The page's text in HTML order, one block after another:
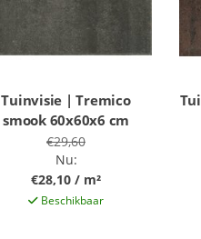
Tuinvisie | Tremico
smook 60x60x6 cm
€29,60
Nu:
€28,10 / m²
Beschikbaar